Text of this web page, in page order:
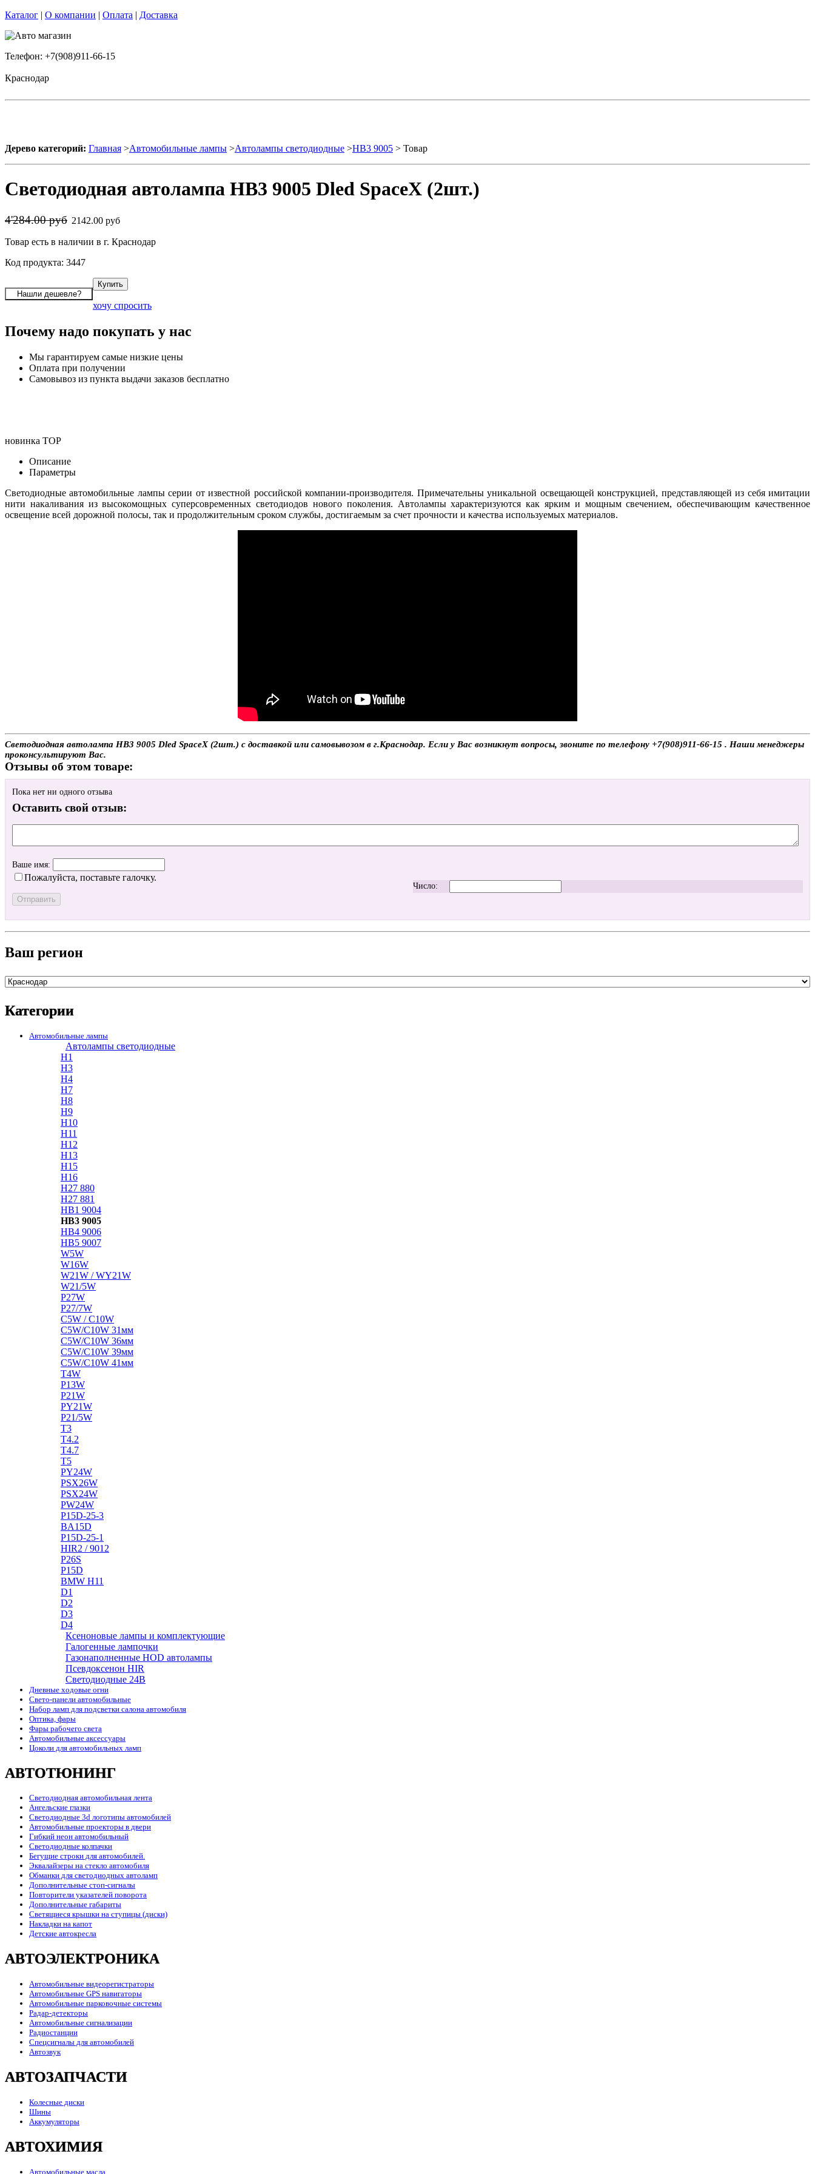
Каталог | О компании | Оплата | Доставка
Телефон: +7(908)911-66-15
Краснодар
Дерево категорий: Главная >Автомобильные лампы >Автолампы светодиодные >HB3 9005 > Товар
Светодиодная автолампа HB3 9005 Dled SpaceX (2шт.)
4'284.00 руб 2142.00 руб
Товар есть в наличии в г. Краснодар
Код продукта: 3447
хочу спросить
Почему надо покупать у нас
Мы гарантируем самые низкие цены
Оплата при получении
Самовывоз из пункта выдачи заказов бесплатно
новинка TOP
Описание
Параметры
Светодиодные автомобильные лампы серии от известной российской компании-производителя. Примечательны уникальной освещающей конструкцией, представляющей из себя имитации
нити накаливания из высокомощных суперсовременных светодиодов нового поколения. Автолампы характеризуются как ярким и мощным свечением, обеспечивающим качественное
освещение всей дорожной полосы, так и продолжительным сроком службы, достигаемым за счет прочности и качества используемых материалов.
Светодиодная автолампа HB3 9005 Dled SpaceX (2шт.) с доставкой или самовывозом в г.Краснодар. Если у Вас возникнут вопросы, звоните по телефону +7(908)911-66-15 . Наши менеджеры
проконсультируют Вас.
Отзывы об этом товаре:
Пока нет ни одного отзыва
Оставить свой отзыв:
Ваше имя:
Пожалуйста, поставьте галочку.
Число:
Ваш регион
Категории
Автомобильные лампы
Автолампы светодиодные
H1
H3
H4
H7
H8
H9
H10
H11
H12
H13
H15
H16
H27 880
H27 881
HB1 9004
HB3 9005
HB4 9006
HB5 9007
W5W
W16W
W21W / WY21W
W21/5W
P27W
P27/7W
C5W / C10W
C5W/C10W 31мм
C5W/C10W 36мм
C5W/C10W 39мм
C5W/C10W 41мм
T4W
P13W
P21W
PY21W
P21/5W
T3
T4.2
T4.7
T5
PY24W
PSX26W
PSX24W
PW24W
P15D-25-3
BA15D
P15D-25-1
HIR2 / 9012
P26S
P15D
BMW H11
D1
D2
D3
D4
Ксеноновые лампы и комплектующие
Галогенные лампочки
Газонаполненные HOD автолампы
Псевдоксенон HIR
Cветодиодные 24B
Дневные ходовые огни
Свето-панели автомобильные
Набор ламп для подсветки салона автомобиля
Оптика, фары
Фары рабочего света
Автомобильные аксессуары
Цоколи для автомобильных ламп
АВТОТЮНИНГ
Светодиодная автомобильная лента
Ангельские глазки
Светодиодные 3d логотипы автомобилей
Автомобильные проекторы в двери
Гибкий неон автомобильный
Светодиодные колпачки
Бегущие строки для автомобилей.
Эквалайзеры на стекло автомобиля
Обманки для светодиодных автоламп
Дополнительные стоп-сигналы
Повторители указателей поворота
Дополнительные габариты
Светящиеся крышки на ступицы (диски)
Накладки на капот
Детские автокресла
АВТОЭЛЕКТРОНИКА
Автомобильные видеорегистраторы
Автомобильные GPS навигаторы
Автомобильные парковочные системы
Радар-детекторы
Автомобильные сигнализации
Радиостанции
Спецсигналы для автомобилей
Автозвук
АВТОЗАПЧАСТИ
Колесные диски
Шины
Аккумуляторы
АВТОХИМИЯ
Автомобильные масла